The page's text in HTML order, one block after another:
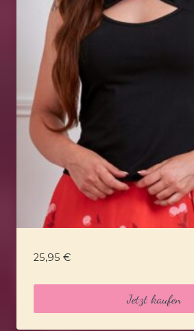
25,95 €
Jetzt kaufen